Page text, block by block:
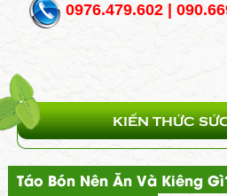
0976.479.602 |
KIẾN THỨC
Táo Bón Nên Ăn Và Kiêng